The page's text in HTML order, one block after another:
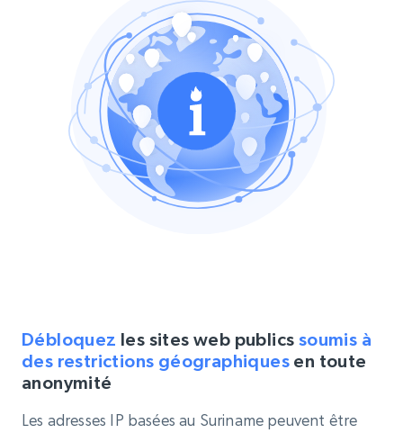
Débloquez les sites web publics soumis à
des restrictions géographiques en toute
anonymité
Les adresses IP basées au Suriname peuvent être